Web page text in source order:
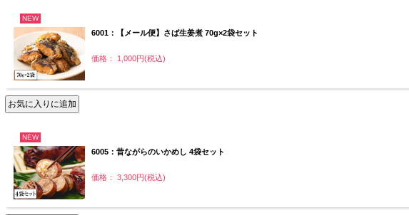
NEW
6001：【メール便】さば生姜煮 70g×2袋セット
価格： 1,000円(税込)
NEW
6005：昔ながらのいかめし 4袋セット
価格： 3,300円(税込)